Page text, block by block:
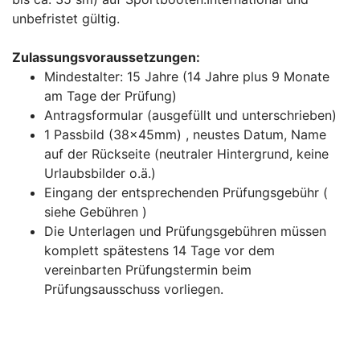
unbefristet gültig.
Zulassungsvoraussetzungen:
Mindestalter: 15 Jahre (14 Jahre plus 9 Monate
am Tage der Prüfung)
Antragsformular (ausgefüllt und unterschrieben)
1 Passbild (38x45mm) , neustes Datum, Name
auf der Rückseite (neutraler Hintergrund, keine
Urlaubsbilder o.ä.)
Eingang der entsprechenden Prüfungsgebühr (
siehe Gebühren )
Die Unterlagen und Prüfungsgebühren müssen
komplett spätestens 14 Tage vor dem
vereinbarten Prüfungstermin beim
Prüfungsausschuss vorliegen.